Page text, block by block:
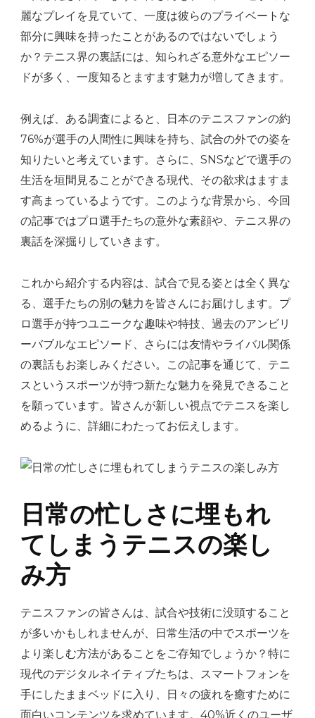
話
集
へ
の
麗なプレイを見ていて、一度は彼らのプライベートな
部分に興味を持ったことがあるのではないでしょう
か？テニス界の裏話には、知られざる意外なエピソー
ドが多く、一度知るとますます魅力が増してきます。
例えば、ある調査によると、日本のテニスファンの約
76%が選手の人間性に興味を持ち、試合の外での姿を
知りたいと考えています。さらに、SNSなどで選手の
生活を垣間見ることができる現代、その欲求はますま
す高まっているようです。このような背景から、今回
の記事ではプロ選手たちの意外な素顔や、テニス界の
裏話を深掘りしていきます。
これから紹介する内容は、試合で見る姿とは全く異な
る、選手たちの別の魅力を皆さんにお届けします。プ
ロ選手が持つユニークな趣味や特技、過去のアンビリ
ーバブルなエピソード、さらには友情やライバル関係
の裏話もお楽しみください。この記事を通じて、テニ
スというスポーツが持つ新たな魅力を発見できること
を願っています。皆さんが新しい視点でテニスを楽し
めるように、詳細にわたってお伝えします。
日常の忙しさに埋もれ
てしまうテニスの楽し
み方
テニスファンの皆さんは、試合や技術に没頭すること
が多いかもしれませんが、日常生活の中でスポーツを
より楽しむ方法があることをご存知でしょうか？特に
現代のデジタルネイティブたちは、スマートフォンを
手にしたままベッドに入り、日々の疲れを癒すために
面白いコンテンツを求めています。40%近くのユーザ